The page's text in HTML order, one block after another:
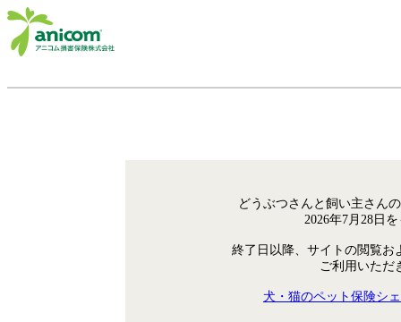
どうぶつさんと飼い主さん
2026年7月28日
終了日以降、サイトの閲覧お
ご利用いただ
犬・猫のペット保険シ